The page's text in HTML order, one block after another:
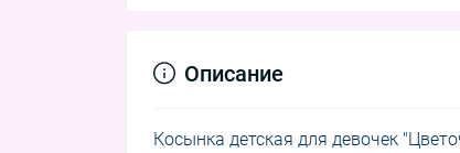
Описание
Косынка детская для девочек